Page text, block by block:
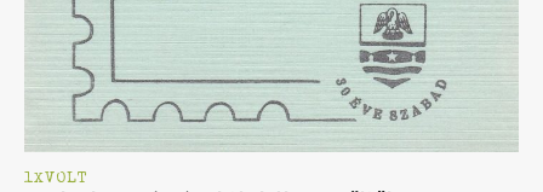
1XVOLT